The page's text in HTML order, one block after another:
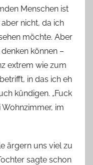
Menschen ist
nicht, da ich
möchte. Aber
können –
extrem wie zum
in das ich eh
kündigen. „Fuck
Wohnzimmer, im
ärgern uns viel zu
sagte schon